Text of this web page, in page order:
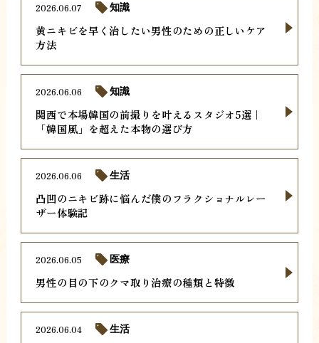
黄ニキビを早く治したい男性のための正しいケア
方法
2026.06.07 知識
関西で本場韓国の前撮りを叶えるスタジオ5選｜
「韓国風」を超えた本物の選び方
2026.06.06 知識
凸凹のニキビ跡に悩んだ僕のフラクショナルレー
ザー体験記
2026.06.06 生活
男性の目の下のクマ取り治療の種類と特徴
2026.06.05 医療
2026.06.04 生活